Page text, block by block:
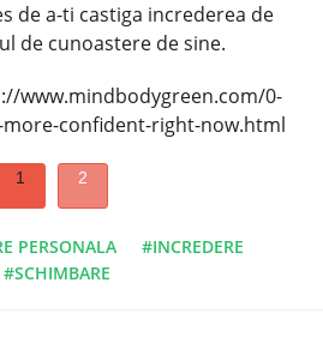
de a-ti castiga increderea de
de cunoastere de sine.
www.mindbodygreen.com/0-
more-confident-right-now.html
1 2
PERSONALA
#INCREDERE
#SCHIMBARE